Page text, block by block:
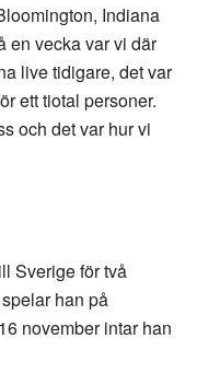
Indiana
en vecka var vi där
live tidigare, det var
ett tiotal personer.
och det var hur vi
Sverige för två
han på
november intar han